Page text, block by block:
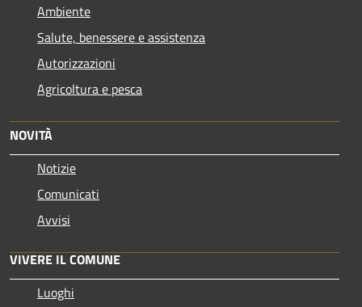
Ambiente
Salute, benessere e assistenza
Autorizzazioni
Agricoltura e pesca
NOVITÀ
Notizie
Comunicati
Avvisi
VIVERE IL COMUNE
Luoghi